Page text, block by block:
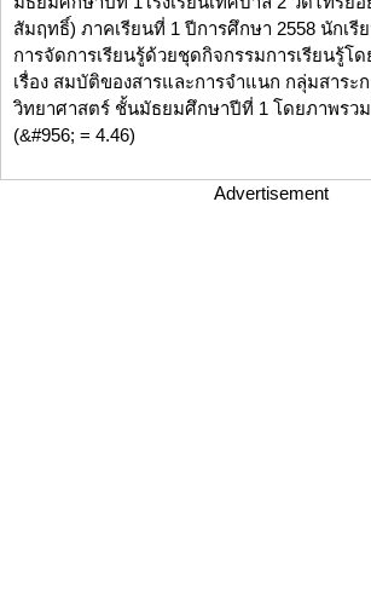
สัมฤทธิ์) ภาคเรียนที่ 1 ปีการศึกษา 2558 นักเรี
การจัดการเรียนรู้ด้วยชุดกิจกรรมการเรียนรู้โ
เรื่อง สมบัติของสารและการจำแนก กลุ่มสาระก
วิทยาศาสตร์ ชั้นมัธยมศึกษาปีที่ 1 โดยภาพรว
(&#956; = 4.46)
Advertisement